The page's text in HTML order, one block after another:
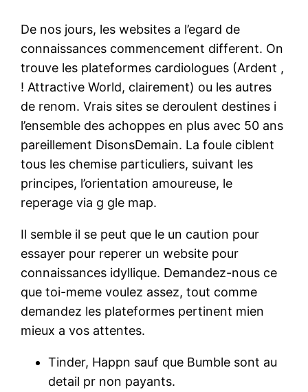
De nos jours, les websites a l’egard de
connaissances commencement different. On
trouve les plateformes cardiologues (Ardent ,
! Attractive World, clairement) ou les autres
de renom. Vrais sites se deroulent destines i
l’ensemble des achoppes en plus avec 50 ans
pareillement DisonsDemain. La foule ciblent
tous les chemise particuliers, suivant les
principes, l’orientation amoureuse, le
reperage via g gle map.
Il semble il se peut que le un caution pour
essayer pour reperer un website pour
connaissances idyllique. Demandez-nous ce
que toi-meme voulez assez, tout comme
demandez les plateformes pertinent mien
mieux a vos attentes.
Tinder, Happn sauf que Bumble sont au
detail pr non payants.